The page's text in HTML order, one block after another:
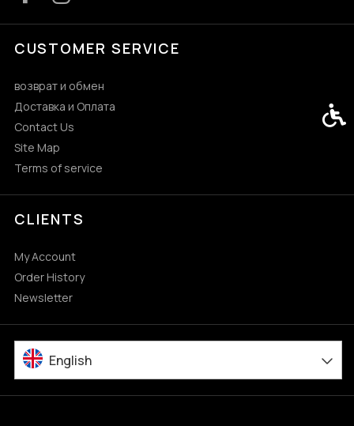
CUSTOMER SERVICE
возврат и обмен
Доставка и Оплата
Contact Us
Site Map
Terms of service
CLIENTS
My Account
Order History
Newsletter
English